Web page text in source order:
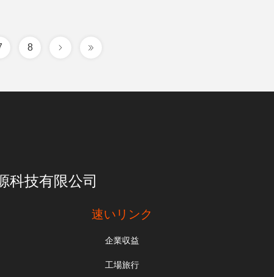
8
科技有限公司
速いリンク
企業収益
工場旅行